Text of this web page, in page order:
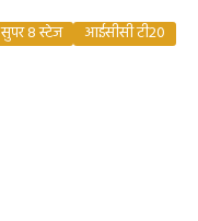
सुपर 8 स्टेज आईसीसी टी20